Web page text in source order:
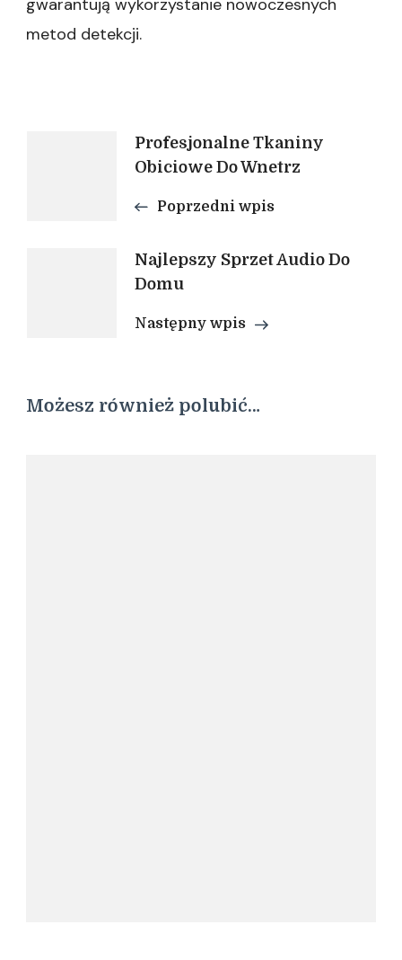
gwarantują wykorzystanie nowoczesnych
metod detekcji.
Nawigacja
wpisu
Profesjonalne Tkaniny
Obiciowe Do Wnetrz
Poprzedni wpis
Najlepszy Sprzet Audio Do
Domu
Następny wpis
Możesz również polubić…